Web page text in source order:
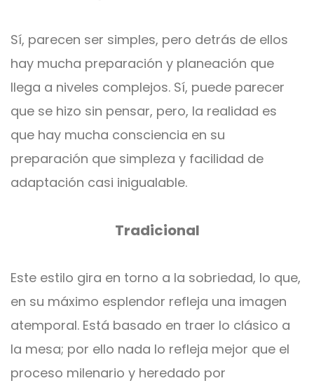
Sí, parecen ser simples, pero detrás de ellos
hay mucha preparación y planeación que
llega a niveles complejos. Sí, puede parecer
que se hizo sin pensar, pero, la realidad es
que hay mucha consciencia en su
preparación que simpleza y facilidad de
adaptación casi inigualable.
Tradicional
Este estilo gira en torno a la sobriedad, lo que,
en su máximo esplendor refleja una imagen
atemporal. Está basado en traer lo clásico a
la mesa; por ello nada lo refleja mejor que el
proceso milenario y heredado por